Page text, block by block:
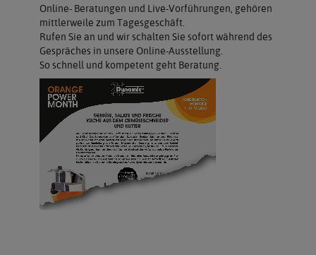
Online- Beratungen und Live-Vorführungen, gehören
mittlerweile zum Tagesgeschäft.
Rufen Sie an und wir schalten Sie sofort während des
Gespräches in unsere Online-Ausstellung.
So schnell und kompetent geht Beratung.